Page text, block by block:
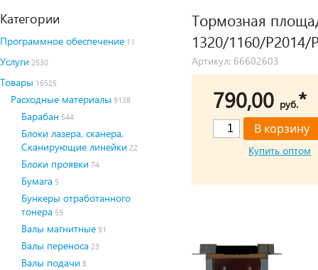
Категории
Программное обеспечение 11
Услуги 2530
Товары 16525
Расходные материалы 9138
Барабан 544
Блоки лазера, сканера,
Сканирующие линейки 22
Блоки проявки 74
Бумага 5
Бункеры отработанного
тонера 59
Валы магнитные 91
Валы переноса 23
Валы подачи 8
Тормозная
1320/1160/P2014/
Артикул: 66602603
790,00 руб.*
Купить оптом